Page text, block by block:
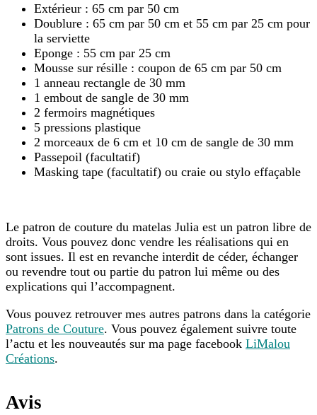
Extérieur : 65 cm par 50 cm
Doublure : 65 cm par 50 cm et 55 cm par 25 cm pour
la serviette
Eponge : 55 cm par 25 cm
Mousse sur résille : coupon de 65 cm par 50 cm
1 anneau rectangle de 30 mm
1 embout de sangle de 30 mm
2 fermoirs magnétiques
5 pressions plastique
2 morceaux de 6 cm et 10 cm de sangle de 30 mm
Passepoil (facultatif)
Masking tape (facultatif) ou craie ou stylo effaçable
Le patron de couture du matelas Julia est un patron libre de
droits. Vous pouvez donc vendre les réalisations qui en
sont issues. Il est en revanche interdit de céder, échanger
ou revendre tout ou partie du patron lui même ou des
explications qui l’accompagnent.
Vous pouvez retrouver mes autres patrons dans la catégorie
Patrons de Couture. Vous pouvez également suivre toute
l’actu et les nouveautés sur ma page facebook LiMalou
Créations.
Avis